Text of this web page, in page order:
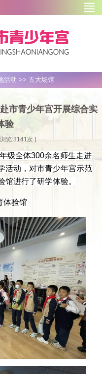
活动 >> 五大场馆
市青少年宫开展综合实
验
览:3141次 ]
级全体300余名师生走进
活动，对市青少年宫示范
进行了研学体验。
体验馆